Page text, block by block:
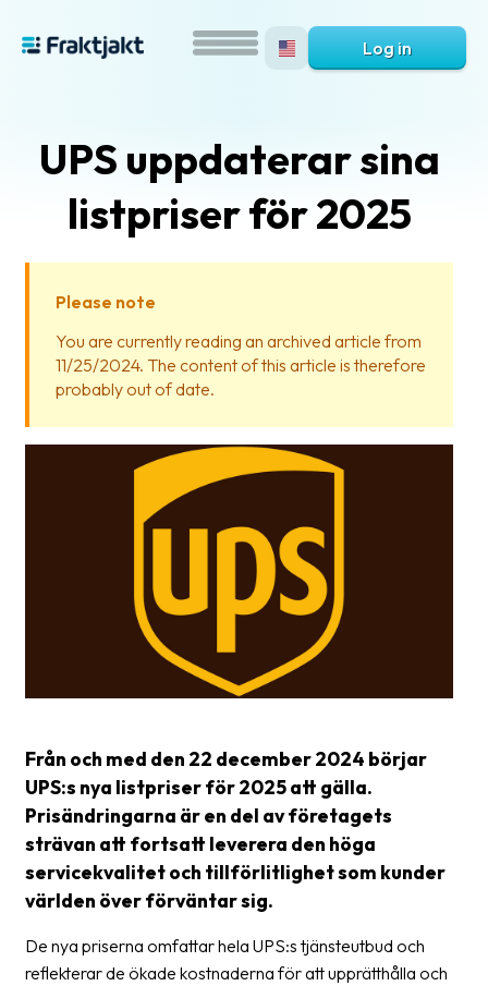
is
Fraktjakt?
Help?
Glossary
Shipping
documents
settings
declarations
Delivery
terms
Pickups
Downloads
Log in
UPS uppdaterar sina
listpriser för 2025
Please note
You are currently reading an archived article from
11/25/2024. The content of this article is therefore
probably out of date.
Från och med den 22 december 2024 börjar
UPS:s nya listpriser för 2025 att gälla.
Prisändringarna är en del av företagets
strävan att fortsatt leverera den höga
servicekvalitet och tillförlitlighet som kunder
världen över förväntar sig.
De nya priserna omfattar hela UPS:s tjänsteutbud och
reflekterar de ökade kostnaderna för att upprätthålla och